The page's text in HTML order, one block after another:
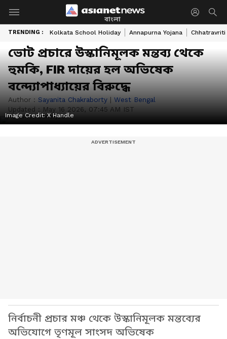
বাংলা
TRENDING : Kolkata School Holiday Annapurna Yojana Chhatravriti
ভোট প্রচারে উস্কানিমূলক মন্তব্য থেকে
হুমকি, FIR দায়ের হল অভিষেক
বন্দ্যোপাধ্যায়ের বিরুদ্ধে
Author : Sayanita Chakraborty | West Bengal
Updated : May 16 2026, 07:45 AM IST
Image Credit:X Handle
নির্বাচনী প্রচার মঞ্চ থেকে উস্কানিমূলক মন্তব্যের
অভিযোগে তৃণমূল সাংসদ অভিষেক